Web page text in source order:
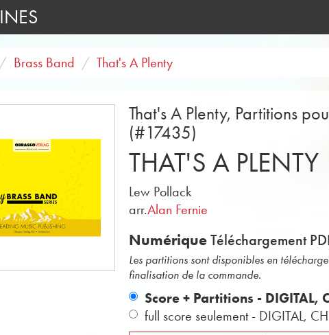
Brass Band That's A Plenty
That's A Plenty, Partitions
(#17435)
THAT'S A PLENTY
Lew Pollack
arr.Alan Fernie
NumériqueTéléchargement
Les partitions sont disponibles en
finalisation de la commande.
Score + Partitions - DIGITAL,
full score seulement - DIGITAL,